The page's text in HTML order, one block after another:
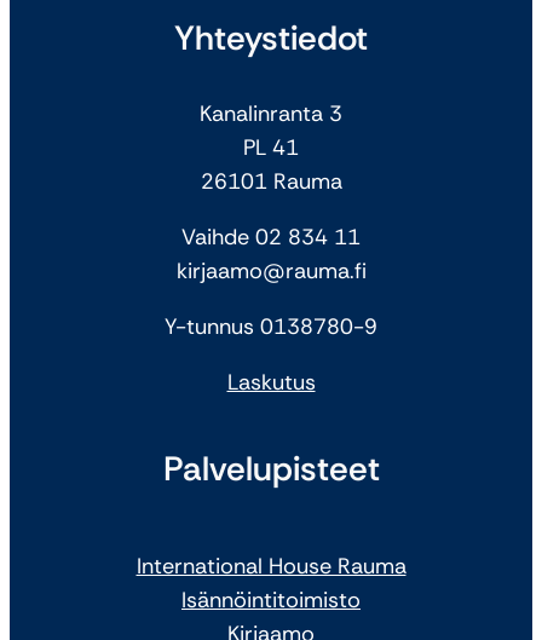
Yhteystiedot
Kanalinranta 3
PL 41
26101 Rauma
Vaihde 02 834 11
kirjaamo@rauma.fi
Y-tunnus 0138780-9
Laskutus
Palvelupisteet
International House Rauma
Isännöintitoimisto
Kirjaamo